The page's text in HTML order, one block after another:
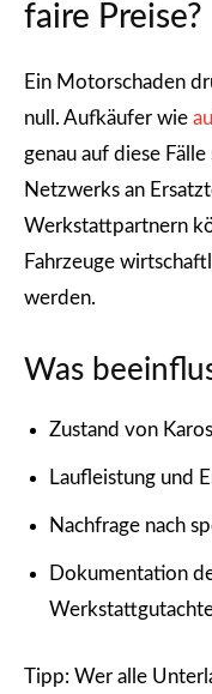
faire Preise?
Ein Motorschaden
null. Aufkäufer wie
genau auf diese
Netzwerks an
Werkstattpartnern
Fahrzeuge
werden.
Was
Zustand von
Laufleistung und
Nachfrage nach
Dokumentation
Tipp: Wer alle